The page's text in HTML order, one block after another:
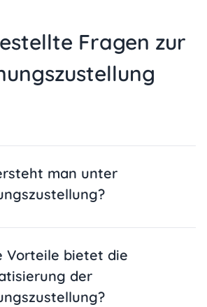
Fragen zur
man unter
Vorteile bietet die
der